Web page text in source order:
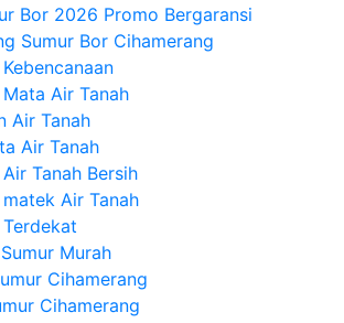
Bor 2026 Promo Bergaransi
Sumur Bor Cihamerang
Air Tanah
Air Tanah
Air Tanah
Tanah Bersih
Air Tanah
Murah
Cihamerang
Cihamerang